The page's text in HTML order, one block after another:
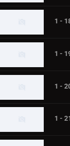
1 -
1 -
1 -
1 -